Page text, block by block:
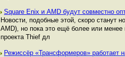
Square Enix и AMD будут совместно
Новости, подобные этой, скоро станут
AMD), но пока это ещё более или менее
проекта Thief дл
Режиссёр «Трансформеров» работает